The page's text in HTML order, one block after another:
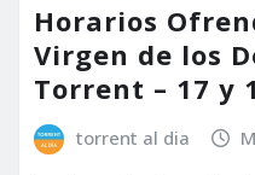
Horarios
Virgen de los
Torrent – 17 y
torrent al dia